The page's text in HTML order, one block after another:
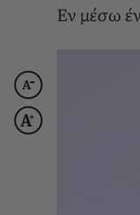
Εν μέσω